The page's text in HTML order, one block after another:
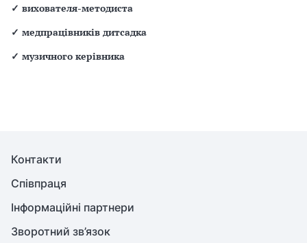
✓ вихователя-методиста
✓ медпрацівників дитсадка
✓ музичного керівника
Контакти
Співпраця
Інформаційні партнери
Зворотний зв’язок